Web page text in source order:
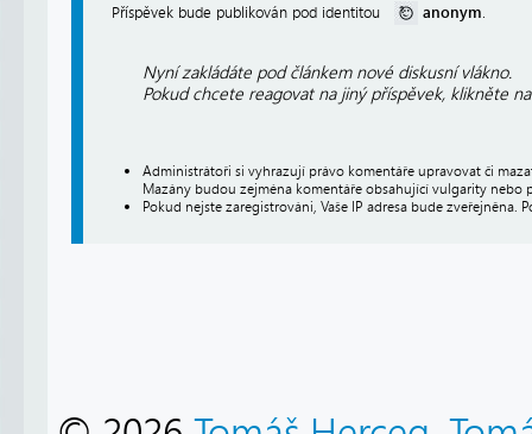
Příspěvek bude publikován pod identitou anonym
Nyní zakládáte pod článkem nové diskusní vlákno.
Pokud chcete reagovat na jiný příspěvek, klikněte
Administrátoři si vyhrazují právo komentáře upravovat či
Mazány budou zejména komentáře obsahující vulgarity nebo
Pokud nejste zaregistrováni, Vaše IP adresa bude